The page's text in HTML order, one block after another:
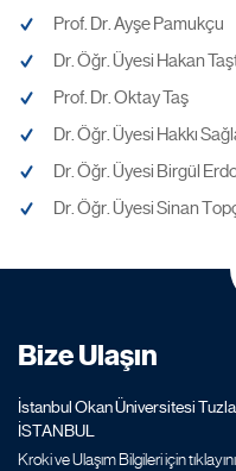
Prof. Dr. Ayşe Pamukçu
Dr. Öğr. Üyesi Hakan
Prof. Dr. Oktay Taş
Dr. Öğr. Üyesi Hakkı
Dr. Öğr. Üyesi Birgül
Dr. Öğr. Üyesi Sinan
Bize Ulaşın
İstanbul Okan Üniversitesi
İSTANBUL
Kroki ve Ulaşım Bilgileri için